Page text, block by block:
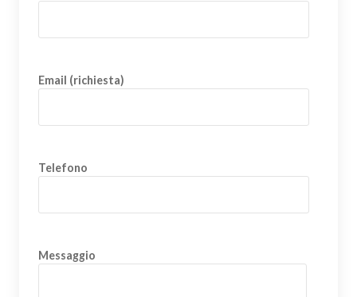
Email (richiesta)
Telefono
Messaggio